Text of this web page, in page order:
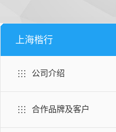
上海楷行
公司介绍
合作品牌及客户